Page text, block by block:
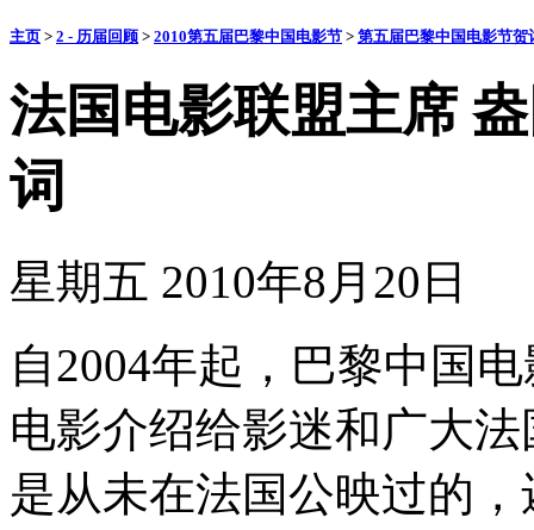
主页 > 2 - 历届回顾 > 2010第五届巴黎中国电影节 > 第五届巴黎中国电影节贺
法国电影联盟主席
词
星期五 2010年8月20日
自2004年起，巴黎中国
电影介绍给影迷和广大
是从未在法国公映过的